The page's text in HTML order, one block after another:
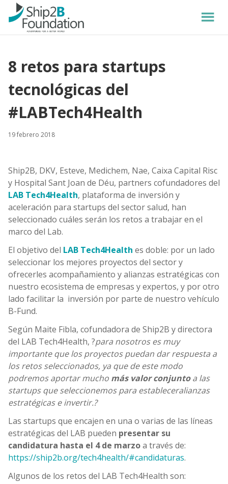
8 retos para startups
tecnológicas del
#LABTech4Health
19 febrero 2018
Ship2B, DKV, Esteve, Medichem, Nae, Caixa Capital Risc
y Hospital Sant Joan de Déu, partners cofundadores del
LAB Tech4Health, plataforma de inversión y
aceleración para startups del sector salud, han
seleccionado cuáles serán los retos a trabajar en el
marco del Lab.
El objetivo del LAB Tech4Health es doble: por un lado
seleccionar los mejores proyectos del sector y
ofrecerles acompañamiento y alianzas estratégicas con
nuestro ecosistema de empresas y expertos, y por otro
lado facilitar la inversión por parte de nuestro vehículo
B-Fund.
Según Maite Fibla, cofundadora de Ship2B y directora
del LAB Tech4Health, ?para nosotros es muy
importante que los proyectos puedan dar respuesta a
los retos seleccionados, ya que de este modo
podremos aportar mucho más valor conjuntoa las
startups que seleccionemos para estableceralianzas
estratégicas e invertir.?
Las startups que encajen en una o varias de las líneas
estratégicas del LAB pueden presentar su
candidatura hasta el 4 de marzoa través de:
https://ship2b.org/tech4health/#candidaturas.
Algunos de los retos del LAB Tech4Health son: